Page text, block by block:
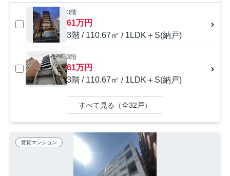
3階
61万円
3階 / 110.67㎡ / 1LDK＋S(納戸)
3階
61万円
3階 / 110.67㎡ / 1LDK＋S(納戸)
すべて見る（全32戸）
賃貸マンション